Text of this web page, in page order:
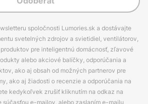
spoločnosti Lumories.sk a dostávajte
svetelných zdrojov a svietidiel, ventilátorov,
pre inteligentnú domácnosť, zľavové
alebo akciové balíčky, odporúčania a
ako aj obsah od možných partnerov pre
ako aj žiadosti o recenzie a odporúčania na
kedykoľvek zrušiť kliknutím na odkaz na
súčasťou e-mailov, alebo zaslaním e-mailu